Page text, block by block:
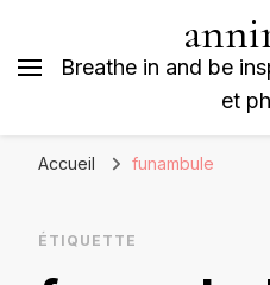
Breathe in and be
et
Accueil funambule
ÉTIQUETTE